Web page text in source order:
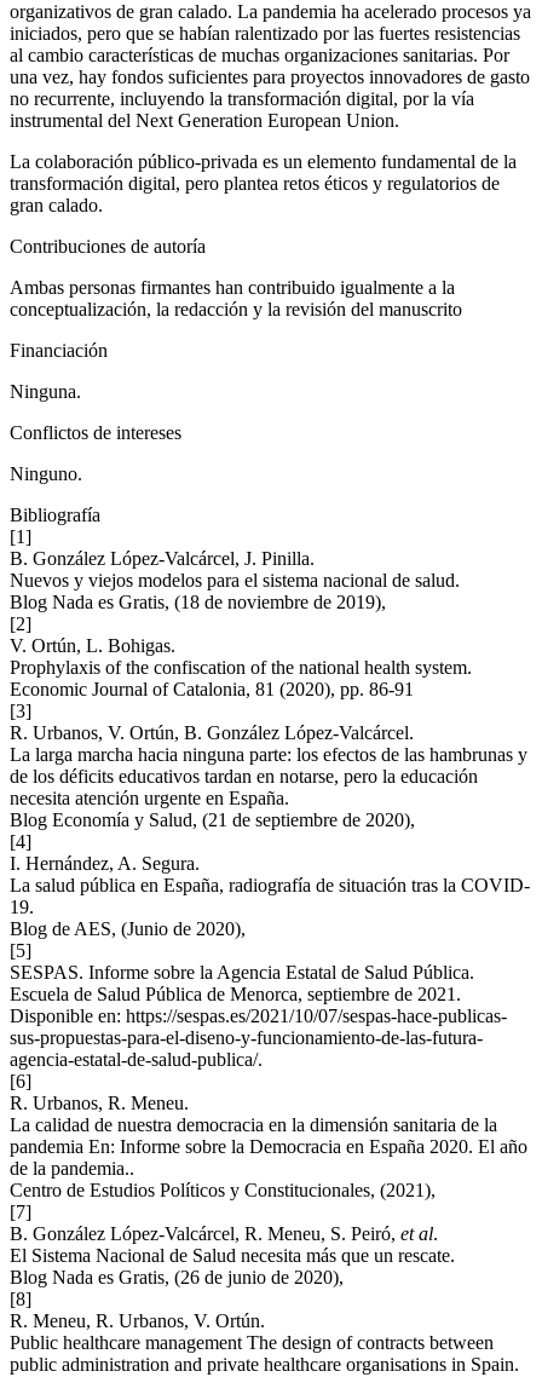
organizativos de gran calado. La pandemia ha acelerado procesos ya
iniciados, pero que se habían ralentizado por las fuertes resistencias
al cambio características de muchas organizaciones sanitarias. Por
una vez, hay fondos suficientes para proyectos innovadores de gasto
no recurrente, incluyendo la transformación digital, por la vía
instrumental del Next Generation European Union.
La colaboración público-privada es un elemento fundamental de la
transformación digital, pero plantea retos éticos y regulatorios de
gran calado.
Contribuciones de autoría
Ambas personas firmantes han contribuido igualmente a la
conceptualización, la redacción y la revisión del manuscrito
Financiación
Ninguna.
Conflictos de intereses
Ninguno.
Bibliografía
[1]
B. González López-Valcárcel, J. Pinilla.
Nuevos y viejos modelos para el sistema nacional de salud.
Blog Nada es Gratis, (18 de noviembre de 2019),
[2]
V. Ortún, L. Bohigas.
Prophylaxis of the confiscation of the national health system.
Economic Journal of Catalonia, 81 (2020), pp. 86-91
[3]
R. Urbanos, V. Ortún, B. González López-Valcárcel.
La larga marcha hacia ninguna parte: los efectos de las hambrunas y
de los déficits educativos tardan en notarse, pero la educación
necesita atención urgente en España.
Blog Economía y Salud, (21 de septiembre de 2020),
[4]
I. Hernández, A. Segura.
La salud pública en España, radiografía de situación tras la COVID-
19.
Blog de AES, (Junio de 2020),
[5]
SESPAS. Informe sobre la Agencia Estatal de Salud Pública.
Escuela de Salud Pública de Menorca, septiembre de 2021.
Disponible en: https://sespas.es/2021/10/07/sespas-hace-publicas-
sus-propuestas-para-el-diseno-y-funcionamiento-de-las-futura-
agencia-estatal-de-salud-publica/.
[6]
R. Urbanos, R. Meneu.
La calidad de nuestra democracia en la dimensión sanitaria de la
pandemia En: Informe sobre la Democracia en España 2020. El año
de la pandemia..
Centro de Estudios Políticos y Constitucionales, (2021),
[7]
B. González López-Valcárcel, R. Meneu, S. Peiró, et al.
El Sistema Nacional de Salud necesita más que un rescate.
Blog Nada es Gratis, (26 de junio de 2020),
[8]
R. Meneu, R. Urbanos, V. Ortún.
Public healthcare management The design of contracts between
public administration and private healthcare organisations in Spain.